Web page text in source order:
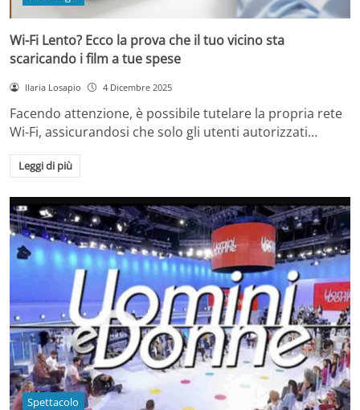
Wi-Fi Lento? Ecco la prova che il tuo vicino sta
scaricando i film a tue spese
Ilaria Losapio 4 Dicembre 2025
Facendo attenzione, è possibile tutelare la propria rete
Wi-Fi, assicurandosi che solo gli utenti autorizzati…
Leggi di più
Spettacolo